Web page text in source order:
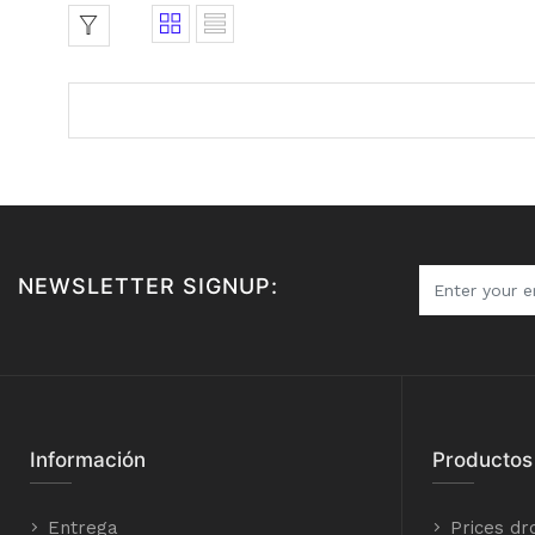
NEWSLETTER SIGNUP:
Información
Entrega
Productos
Prices